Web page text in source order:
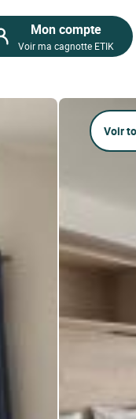
Mon compte
Voir ma cagnotte ETIK
Voir